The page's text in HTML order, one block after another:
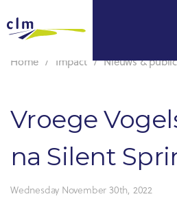
Home Impact Nieuws &
Vroege
na Silent
Wednesday November 30th, 2022